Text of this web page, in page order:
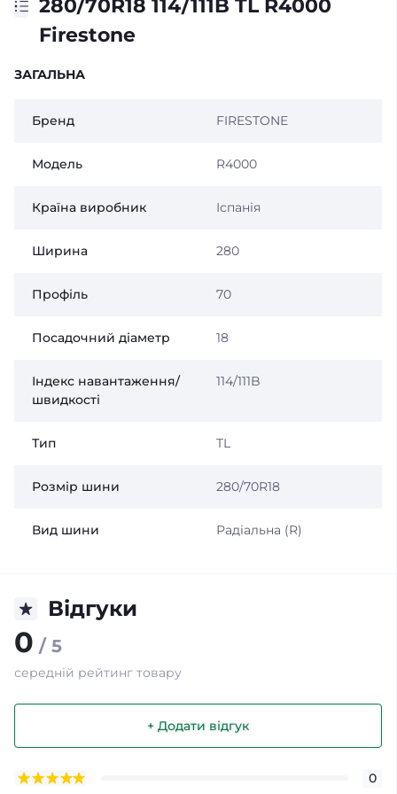
280/70R18 114/111B TL R4000
Firestone
ЗАГАЛЬНА
Бренд FIRESTONE
Модель R4000
Країна виробник Іспанія
Ширина 280
Профіль 70
Посадочний діаметр 18
Індекс навантаження/
швидкості
114/111B
Тип TL
Розмір шини 280/70R18
Вид шини Радіальна (R)
Відгуки
0 / 5
середній рейтинг товару
+ Додати відгук
0